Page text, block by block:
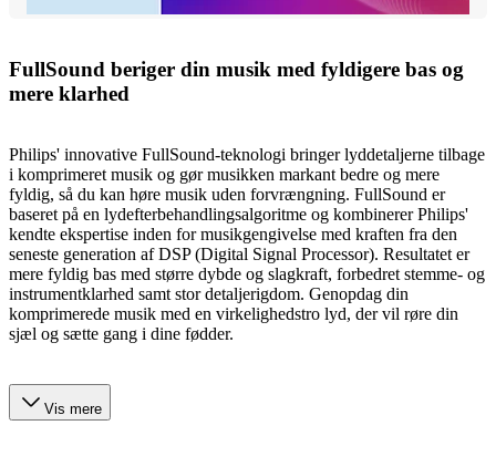
FullSound beriger din musik med fyldigere bas og
mere klarhed
Philips' innovative FullSound-teknologi bringer lyddetaljerne tilbage
i komprimeret musik og gør musikken markant bedre og mere
fyldig, så du kan høre musik uden forvrængning. FullSound er
baseret på en lydefterbehandlingsalgoritme og kombinerer Philips'
kendte ekspertise inden for musikgengivelse med kraften fra den
seneste generation af DSP (Digital Signal Processor). Resultatet er
mere fyldig bas med større dybde og slagkraft, forbedret stemme- og
instrumentklarhed samt stor detaljerigdom. Genopdag din
komprimerede musik med en virkelighedstro lyd, der vil røre din
sjæl og sætte gang i dine fødder.
Vis mere